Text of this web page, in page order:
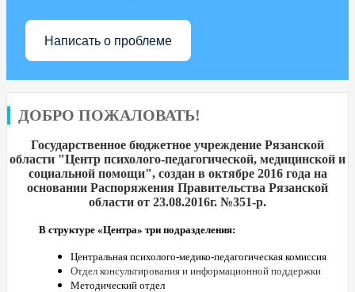
Написать о проблеме
ДОБРО ПОЖАЛОВАТЬ!
Государственное бюджетное учреждение Рязанской
области "Центр психолого-педагогической, медицинской и
социальной помощи", создан в октябре 2016года на
основании Распоряжения Правительства Рязанской
области от 23.08.2016г. №351-р.
В структуре «Центра» три подразделения:
Центральная психолого-медико-педагогическая комиссия
Отдел консультирования и информационной поддержки
Методический отдел